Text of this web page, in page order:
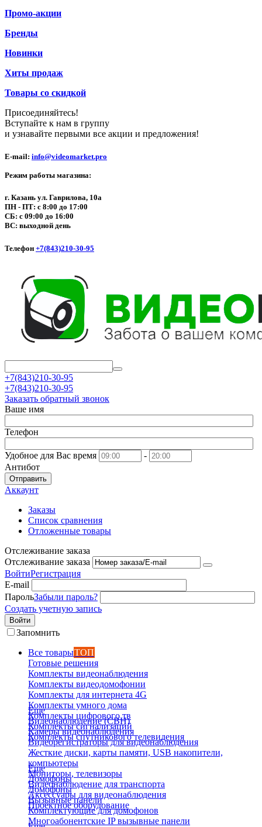
Промо-акции
Бренды
Новинки
Хиты продаж
Товары со скидкой
Присоединяйтесь!
Вступайте к нам в группу
и узнавайте первыми все акции и предложения!
E-mail: info@videomarket.pro
Режим работы магазина:
г. Казань ул. Гаврилова, 10а
ПН - ПТ: с 8:00 до 17:00
СБ: с 09:00 до 16:00
ВС: выходной день
Телефон +7(843)210-30-95
+7(843)210-30-95
+7(843)210-30-95
Заказать обратный звонок
Ваше имя
Телефон
Удобное для Вас время
-
Антибот
Отправить
Аккаунт
Заказы
Список сравнения
Отложенные товары
Отслеживание заказа
Отслеживание заказа
ВойтиРегистрация
E-mail
ПарольЗабыли пароль?
Создать учетную запись
Войти
Запомнить
Все товарыТОП
Готовые решения
Комплекты видеонаблюдения
Комплекты видеодомофонии
Комплекты для интернета 4G
Комплекты умного дома
Комплекты цифрового тв
Комплекты сигнализаций
Комплекты спутникового телевидения
Еще
Видеонаблюдение (СВН)
Камеры видеонаблюдения
Видеорегистраторы для видеонаблюдения
Жесткие диски, карты памяти, USB накопители,
компьютеры
Мониторы, телевизоры
Видеонаблюдение для транспорта
Аксессуары для видеонаблюдения
Проектное оборудование
Еще
Домофоны
Домофоны
Вызывные панели
Комплектующие для домофонов
Многоабонентские IP вызывные панели